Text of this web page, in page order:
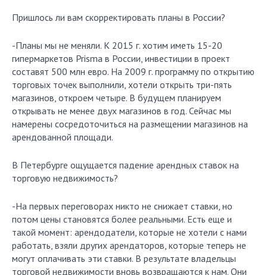
Пришлось ли вам скорректировать планы в России?
-Планы мы не меняли. К 2015 г. хотим иметь 15-20
гипермаркетов Prisma в России, инвестиции в проект
составят 500 млн евро. На 2009 г. программу по открытию
торговых точек выполнили, хотели открыть три-пять
магазинов, откроем четыре. В будущем планируем
открывать не менее двух магазинов в год. Сейчас мы
намерены сосредоточиться на размещении магазинов на
арендованной площади.
В Петербурге ощущается падение арендных ставок на
торговую недвижимость?
-На первых переговорах никто не снижает ставки, но
потом цены становятся более реальными. Есть еще и
такой момент: арендодатели, которые не хотели с нами
работать, взяли других арендаторов, которые теперь не
могут оплачивать эти ставки. В результате владельцы
торговой недвижимости вновь возвращаются к нам. Они